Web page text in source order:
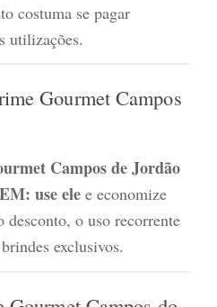
costuma se pagar
utilizações.
Gourmet Campos
Campos de Jordão
use ele e economize
o uso recorrente
exclusivos.